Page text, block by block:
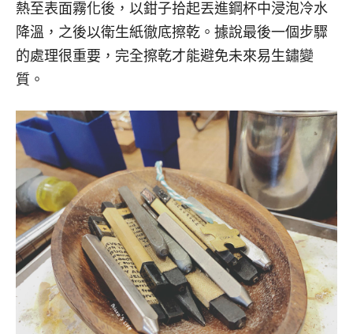
熱至表面霧化後，以鉗子拾起丟進鋼杯中浸泡冷水
降溫，之後以衛生紙徹底擦乾。據說最後一個步驟
的處理很重要，完全擦乾才能避免未來易生鏽變
質。